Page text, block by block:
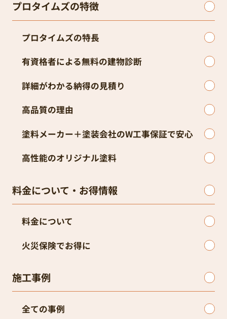
プロタイムズの特徴
プロタイムズの特長
有資格者による無料の建物診断
詳細がわかる納得の見積り
高品質の理由
塗料メーカー＋塗装会社のW工事保証で安心
高性能のオリジナル塗料
料金について・お得情報
料金について
火災保険でお得に
施工事例
全ての事例